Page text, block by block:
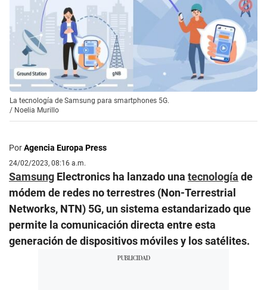
La tecnología de Samsung para smartphones 5G.
/ Noelia Murillo
PorAgencia Europa Press
24/02/2023, 08:16 a.m.
Samsung Electronics ha lanzado una tecnología de
módem de redes no terrestres (Non-Terrestrial
Networks, NTN) 5G, un sistema estandarizado que
permite la comunicación directa entre esta
generación de dispositivos móviles y los satélites.